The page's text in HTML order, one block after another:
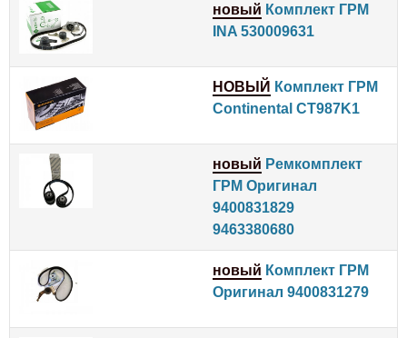
новый Комплект ГРМ
INA 530009631
НОВЫЙ Комплект ГРМ
Continental CT987K1
новый Ремкомплект
ГРМ Оригинал
9400831829
9463380680
новый Комплект ГРМ
Оригинал 9400831279